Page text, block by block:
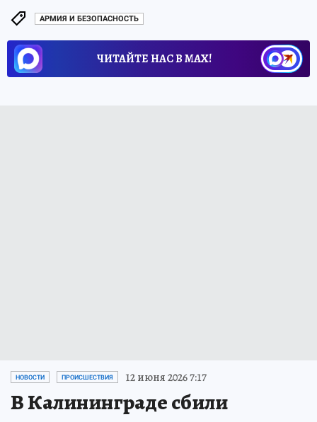
АРМИЯ И БЕЗОПАСНОСТЬ
ЧИТАЙТЕ НАС В МАХ!
НОВОСТИ ПРОИСШЕСТВИЯ 12 июня 2026 7:17
В Калининграде сбили